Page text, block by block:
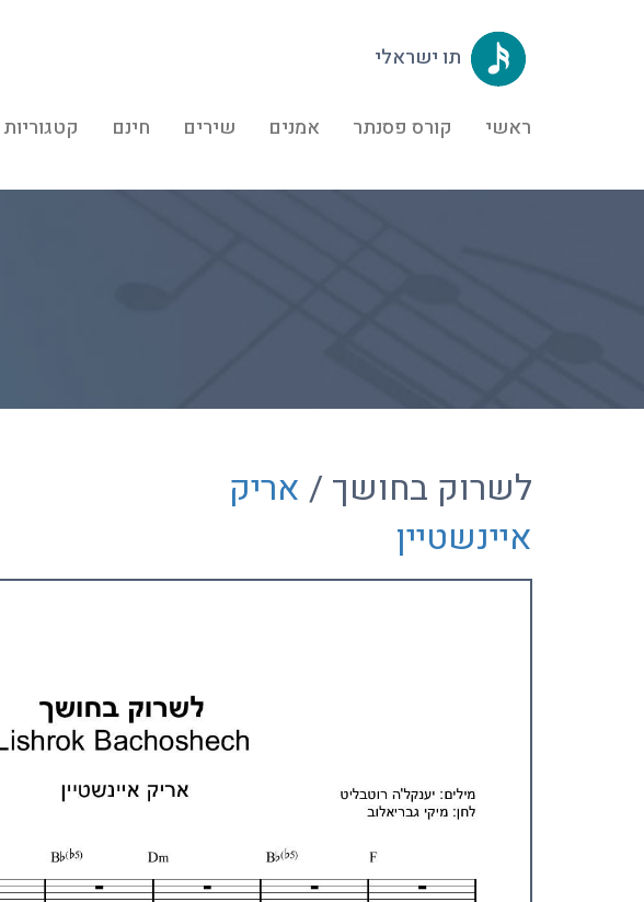
תו ישראלי
ראשי קורס פסנתר אמנים שירים חינם קטגוריות
לשרוק בחושך / אריק
איינשטיין